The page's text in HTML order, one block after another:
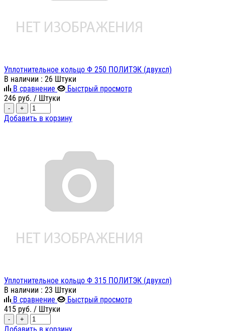
Уплотнительное кольцо Ф 250 ПОЛИТЭК (двухсл)
В наличии : 26 Штуки
В сравнение
Быстрый просмотр
246 руб. / Штуки
- +
Добавить в корзину
Уплотнительное кольцо Ф 315 ПОЛИТЭК (двухсл)
В наличии : 23 Штуки
В сравнение
Быстрый просмотр
415 руб. / Штуки
- +